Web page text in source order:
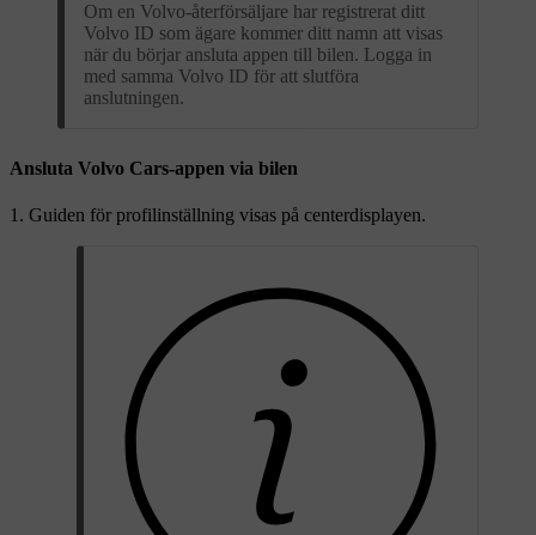
Om en Volvo-återförsäljare har registrerat ditt
Volvo ID som ägare kommer ditt namn att visas
när du börjar ansluta appen till bilen. Logga in
med samma Volvo ID för att slutföra
anslutningen.
Ansluta Volvo Cars-appen via bilen
Guiden för profilinställning visas på centerdisplayen.